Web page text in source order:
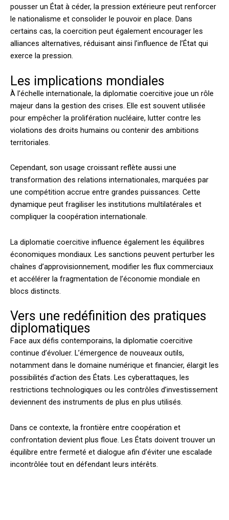
pousser un État à céder, la pression extérieure peut renforcer
le nationalisme et consolider le pouvoir en place. Dans
certains cas, la coercition peut également encourager les
alliances alternatives, réduisant ainsi l’influence de l’État qui
exerce la pression.
Les implications mondiales
À l’échelle internationale, la diplomatie coercitive joue un rôle
majeur dans la gestion des crises. Elle est souvent utilisée
pour empêcher la prolifération nucléaire, lutter contre les
violations des droits humains ou contenir des ambitions
territoriales.
Cependant, son usage croissant reflète aussi une
transformation des relations internationales, marquées par
une compétition accrue entre grandes puissances. Cette
dynamique peut fragiliser les institutions multilatérales et
compliquer la coopération internationale.
La diplomatie coercitive influence également les équilibres
économiques mondiaux. Les sanctions peuvent perturber les
chaînes d’approvisionnement, modifier les flux commerciaux
et accélérer la fragmentation de l’économie mondiale en
blocs distincts.
Vers une redéfinition des pratiques
diplomatiques
Face aux défis contemporains, la diplomatie coercitive
continue d’évoluer. L’émergence de nouveaux outils,
notamment dans le domaine numérique et financier, élargit les
possibilités d’action des États. Les cyberattaques, les
restrictions technologiques ou les contrôles d’investissement
deviennent des instruments de plus en plus utilisés.
Dans ce contexte, la frontière entre coopération et
confrontation devient plus floue. Les États doivent trouver un
équilibre entre fermeté et dialogue afin d’éviter une escalade
incontrôlée tout en défendant leurs intérêts.